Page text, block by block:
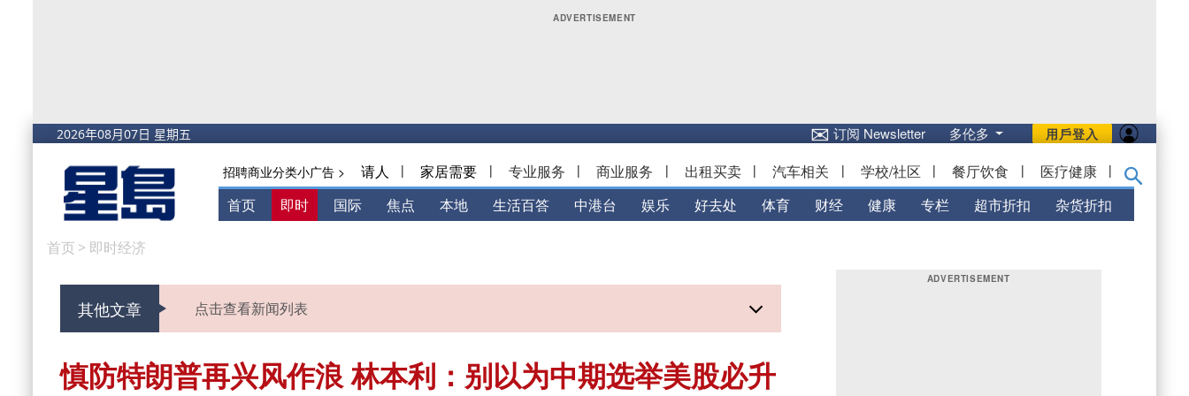
用戶登入
✉订阅 Newsletter 多伦多
招聘商业分类小广告 > 请人 | 家居需要 | 专业服务 | 商业服务 | 出租买卖 | 汽车相关 | 学校/社区 | 餐厅饮食 | 医疗健康 |
首页 即时 国际 焦点 本地 生活百答 中港台 娱乐 好去处 体育 财经 健康 专栏 超市折扣 杂货折扣
首页 > 即时经济
其他文章 点击查看新闻列表
慎防特朗普再兴风作浪 林本利：别以为中期选举美股必升